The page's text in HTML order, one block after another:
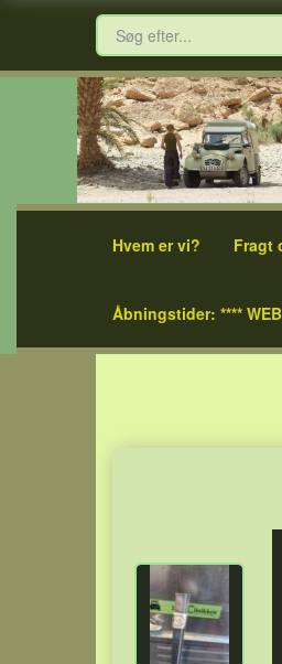
Hvem er vi? Fragt
Åbningstider: ****